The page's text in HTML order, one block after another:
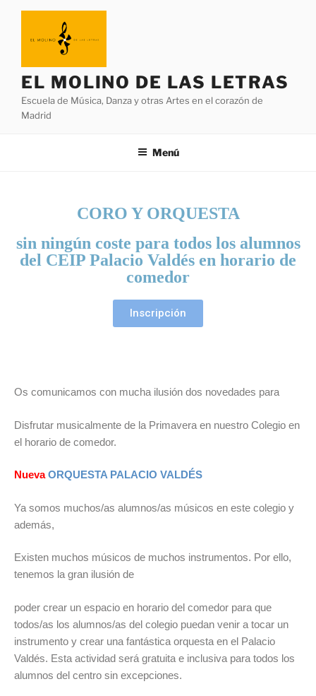
EL MOLINO DE LAS LETRAS
Escuela de Música, Danza y otras Artes en el corazón de
Madrid
Menú
CORO Y ORQUESTA
sin ningún coste para todos los alumnos
del CEIP Palacio Valdés en horario de
comedor
Inscripción
Os comunicamos con mucha ilusión dos novedades para
Disfrutar musicalmente de la Primavera en nuestro Colegio en
el horario de comedor.
Nueva ORQUESTA PALACIO VALDÉS
Ya somos muchos/as alumnos/as músicos en este colegio y
además,
Existen muchos músicos de muchos instrumentos. Por ello,
tenemos la gran ilusión de
poder crear un espacio en horario del comedor para que
todos/as los alumnos/as del colegio puedan venir a tocar un
instrumento y crear una fantástica orquesta en el Palacio
Valdés. Esta actividad será gratuita e inclusiva para todos los
alumnos del centro sin excepciones.